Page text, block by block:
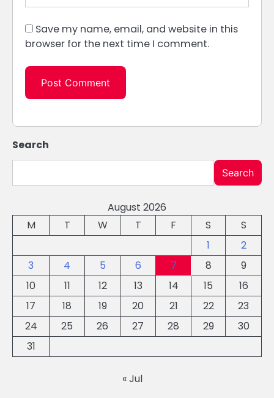
Save my name, email, and website in this
browser for the next time I comment.
Search
Search
August 2026
M
T W T F S
S
1
2
3
4 5 6 7 8
9
10
11 12 13 14 15
16
17
18 19 20 21 22
23
24
25 26 27 28 29
30
31
« Jul